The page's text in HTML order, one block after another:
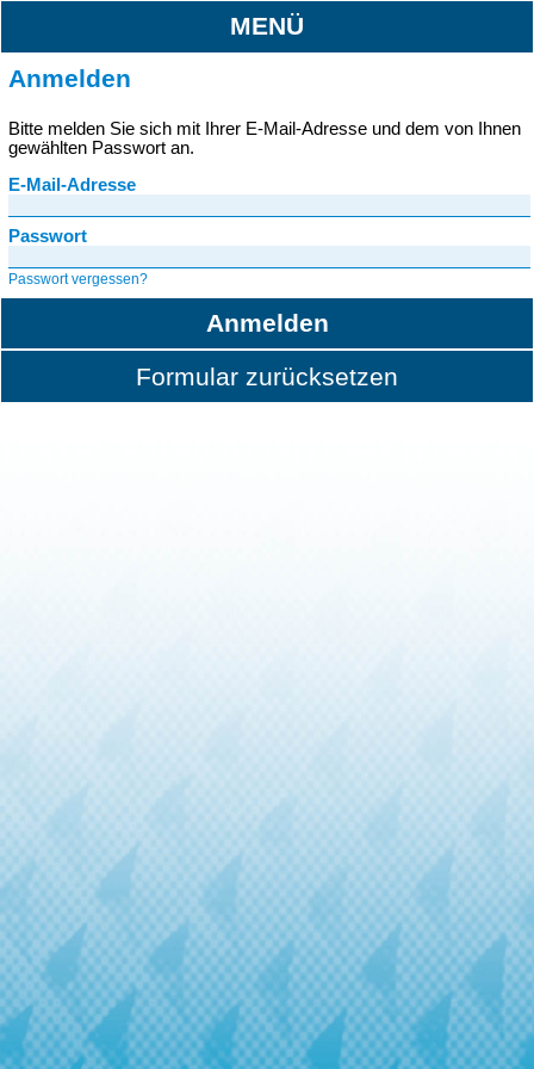
MENÜ
Anmelden
Bitte melden Sie sich mit Ihrer E-Mail-Adresse und dem von Ihnen
gewählten Passwort an.
E-Mail-Adresse
Passwort
Passwort vergessen?
Anmelden
Formular zurücksetzen